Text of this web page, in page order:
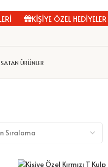
KİŞİYE ÖZEL HEDİYELER
ÜRÜNLER